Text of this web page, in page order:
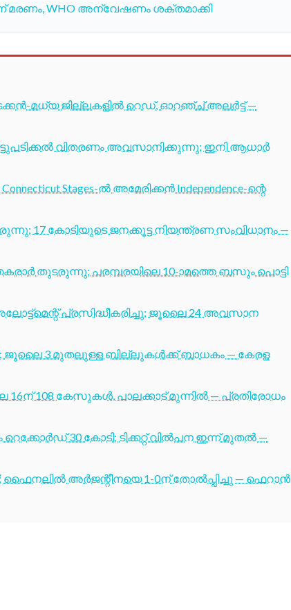
മരണം, WHO അന്വേഷണം ശക്തമാക്കി
മധ്യ ജില്ലകളിൽ റെഡ്, ഓറഞ്ച് അലർട്ട് —
വിതരണം അവസാനിക്കുന്നു; ഇനി ആധാർ
Stages-ൽ അമേരിക്കൻ Independence-ന്റെ
17 കോടിയുടെ ജനക്കൂട്ട നിയന്ത്രണ സംവിധാനം —
തുടരുന്നു; പരമ്പരയിലെ 10-ാമത്തെ ബസും പൊട്ടി
അലോട്ട്മെന്റ് പ്രസിദ്ധീകരിച്ചു; ജൂലൈ 24 അവസാന
ജൂലൈ 3 മുതലുള്ള ബില്ലുകൾക്ക് ബാധകം — കേരള
16ന് 108 കേസുകൾ, പാലക്കാട് മുന്നിൽ — പ്രതിരോധം
30 കോടി; ടിക്കറ്റ് വിൽപന ഇന്ന് മുതൽ —
അർജന്റീനയെ 1-0ന് തോൽപ്പിച്ചു — ഫെറാൻ